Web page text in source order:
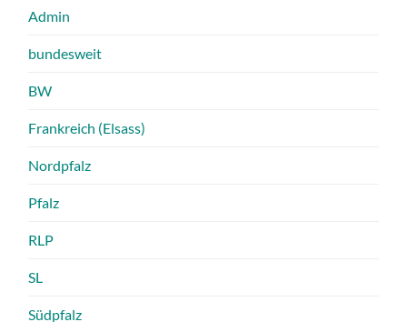
Admin
bundesweit
BW
Frankreich (Elsass)
Nordpfalz
Pfalz
RLP
SL
Südpfalz